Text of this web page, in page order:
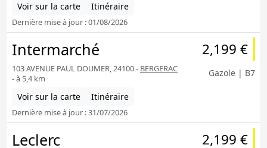
Voir sur la carte Itinéraire
Dernière mise à jour : 01/08/2026
Intermarché
103 AVENUE PAUL DOUMER, 24100 - BERGERAC
- à 5,4 km
Voir sur la carte Itinéraire
Dernière mise à jour : 31/07/2026
2,199 €
Gazole | B7
Leclerc 2,199 €